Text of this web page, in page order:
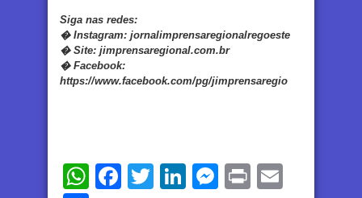
Siga nas redes:
�Instagram: jornalimprensaregionalregoeste
�Site: jimprensaregional.com.br
�Facebook:
https://www.facebook.com/pg/jimprensaregio
WhatsApp
Facebook
TwitterLinkedIn
Messenger
Print